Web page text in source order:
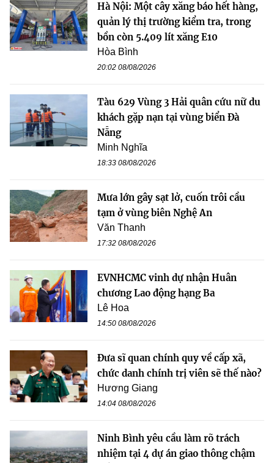
Hà Nội: Một cây xăng báo hết hàng,
quản lý thị trường kiểm tra, trong
bồn còn 5.409 lít xăng E10
Hòa Bình
20:02 08/08/2026
Tàu 629 Vùng 3 Hải quân cứu nữ du
khách gặp nạn tại vùng biển Đà
Nẵng
Minh Nghĩa
18:33 08/08/2026
Mưa lớn gây sạt lở, cuốn trôi cầu
tạm ở vùng biên Nghệ An
Văn Thanh
17:32 08/08/2026
EVNHCMC vinh dự nhận Huân
chương Lao động hạng Ba
Lê Hoa
14:50 08/08/2026
Đưa sĩ quan chính quy về cấp xã,
chức danh chính trị viên sẽ thế nào?
Hương Giang
14:04 08/08/2026
Ninh Bình yêu cầu làm rõ trách
nhiệm tại 4 dự án giao thông chậm